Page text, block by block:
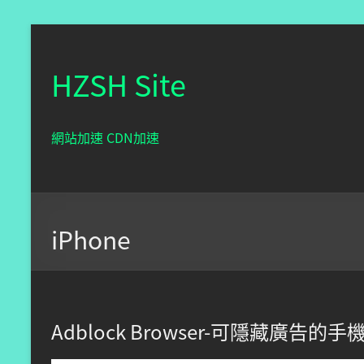
HZSH Site
網站加速 CDN加速
iPhone
Adblock Browser-可隱藏廣告的手